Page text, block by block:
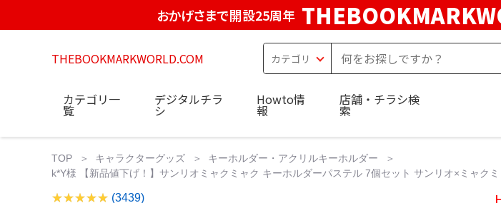
おかげさまで開設25周年
THEBOOKMARKWORLD.COM
カテゴリ一
覧
デジタルチラ
シ
Howto情
報
店舗・チラシ検
索
TOP キャラクターグッズ
キーホルダー・アクリルキーホルダー
k*Y様 【新品値下げ！】サンリオミャクミャク キーホルダーパステル 7個セット サンリオ×ミャク
(3439)